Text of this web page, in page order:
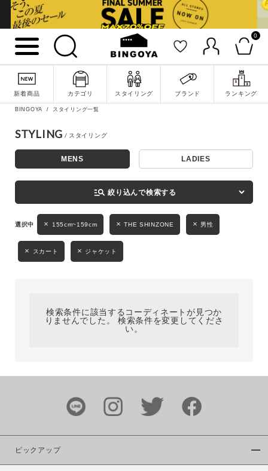
0
新着商品 カテゴリ スタイリング ブランド ランキング
詳細検索
キーワード
性別
MENS LADIES KIDS
ブランド
BINGOYA スタイリング一覧
STYLING
MENS LADIES
manage_search 絞り込んで検索する
155cm~159cm THE SHINZONE 男性
スカート ジャケット
検索条件に該当するコーディネートが見つか
りませんでした。 検索条件を変更してくださ
い。
ピックアップ